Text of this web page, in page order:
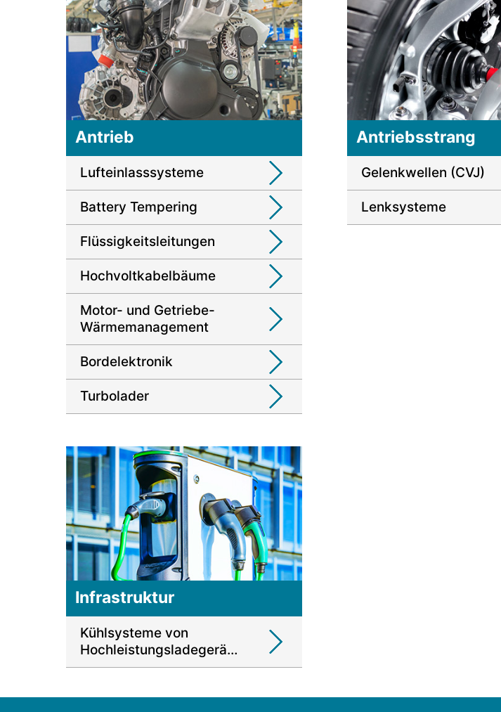
Antrieb
Lufteinlasssysteme
Battery Tempering
Flüssigkeitsleitungen
Hochvoltkabelbäume
Motor- und Getriebe-
Wärmemanagement
Bordelektronik
Turbolader
Antriebsstrang
Gelenkwellen (CVJ)
Lenksysteme
Infrastruktur
Kühlsysteme von
Hochleistungsladegeräten